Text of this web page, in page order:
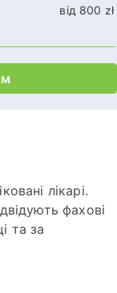
від 800 zł
лікарі.
фахові
та за